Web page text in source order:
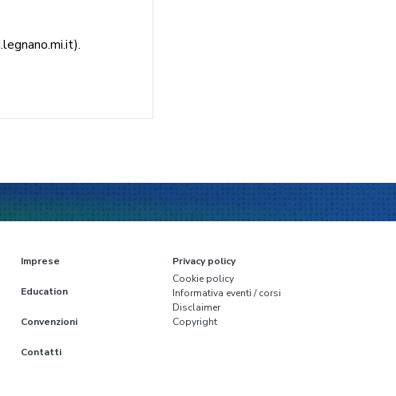
Imprese
Education
Convenzioni
Contatti
Privacy policy
Cookie policy
Informativa eventi / corsi
Disclaimer
Copyright